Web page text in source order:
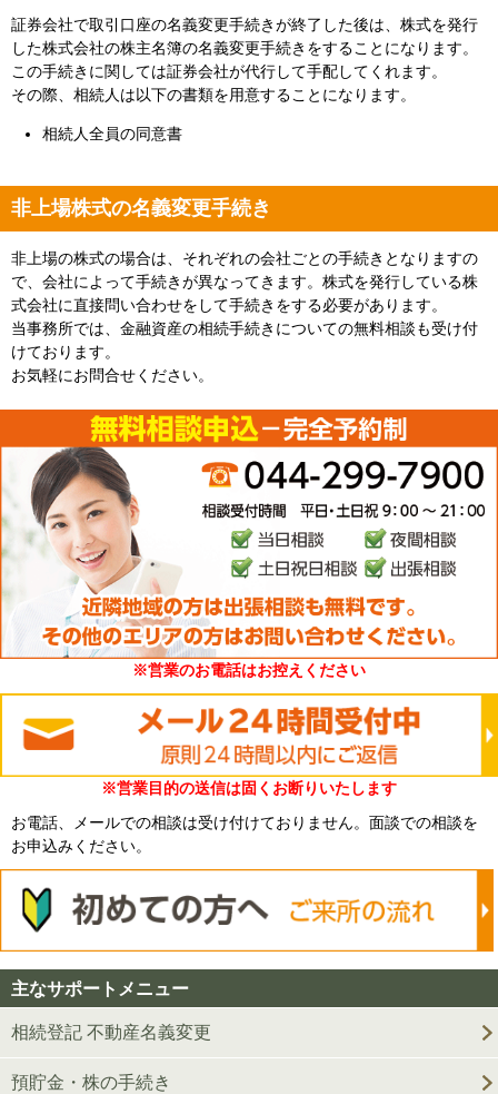
証券会社で取引口座の名義変更手続きが終了した後は、株式を発行
した株式会社の株主名簿の名義変更手続きをすることになります。
この手続きに関しては証券会社が代行して手配してくれます。
その際、相続人は以下の書類を用意することになります。
相続人全員の同意書
非上場株式の名義変更手続き
非上場の株式の場合は、それぞれの会社ごとの手続きとなりますの
で、会社によって手続きが異なってきます。株式を発行している株
式会社に直接問い合わせをして手続きをする必要があります。
当事務所では、金融資産の相続手続きについての無料相談も受け付
けております。
お気軽にお問合せください。
※営業のお電話はお控えください
※営業目的の送信は固くお断りいたします
お電話、メールでの相談は受け付けておりません。面談での相談を
お申込みください。
主なサポートメニュー
相続登記 不動産名義変更
預貯金・株の手続き